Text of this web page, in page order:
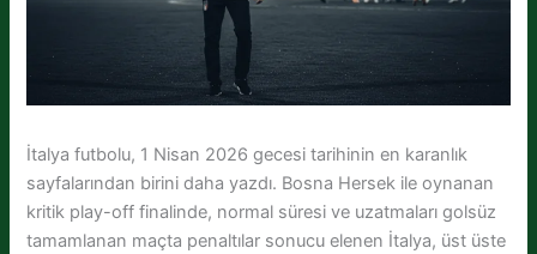
İtalya futbolu, 1 Nisan 2026 gecesi tarihinin en karanlık
sayfalarından birini daha yazdı. Bosna Hersek ile oynanan
kritik play-off finalinde, normal süresi ve uzatmaları golsüz
tamamlanan maçta penaltılar sonucu elenen İtalya, üst üste